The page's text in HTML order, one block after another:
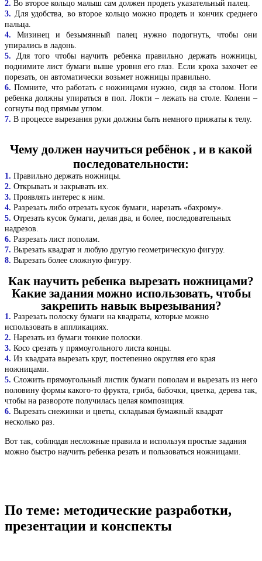
2. Во второе кольцо малыш сам должен продеть указательный палец.
3. Для удобства, во второе кольцо можно продеть и кончик среднего
пальца.
4. Мизинец и безымянный палец нужно подогнуть, чтобы они
упирались в ладонь.
5. Для того чтобы научить ребенка правильно держать ножницы,
поднимите лист бумаги выше уровня его глаз. Если кроха захочет ее
порезать, он автоматически возьмет ножницы правильно.
6. Помните, что работать с ножницами нужно, сидя за столом. Ноги
ребенка должны упираться в пол. Локти – лежать на столе. Колени –
согнуты под прямым углом.
7. В процессе вырезания руки должны быть немного прижаты к телу.
Чему должен научиться ребёнок , и в какой
последовательности:
1. Правильно держать ножницы.
2. Открывать и закрывать их.
3. Проявлять интерес к ним.
4. Разрезать либо отрезать кусок бумаги, нарезать «бахрому».
5. Отрезать кусок бумаги, делая два, и более, последовательных
надрезов.
6. Разрезать лист пополам.
7. Вырезать квадрат и любую другую геометрическую фигуру.
8. Вырезать более сложную фигуру.
Как научить ребенка вырезать ножницами?
Какие задания можно использовать, чтобы
закрепить навык вырезывания?
1. Разрезать полоску бумаги на квадраты, которые можно
использовать в аппликациях.
2. Нарезать из бумаги тонкие полоски.
3. Косо срезать у прямоугольного листа концы.
4. Из квадрата вырезать круг, постепенно округляя его края
ножницами.
5. Сложить прямоугольный листик бумаги пополам и вырезать из него
половину формы какого-то фрукта, гриба, бабочки, цветка, дерева так,
чтобы на развороте получилась целая композиция.
6. Вырезать снежинки и цветы, складывая бумажный квадрат
несколько раз.
Вот так, соблюдая несложные правила и используя простые задания
можно быстро научить ребенка резать и пользоваться ножницами.
По теме: методические разработки,
презентации и конспекты